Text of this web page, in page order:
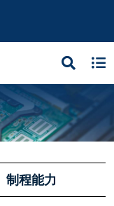
制程能力